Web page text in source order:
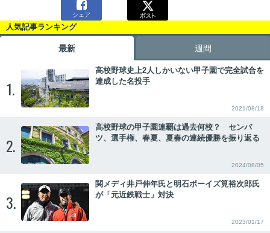

シェア
人気記事ランキング
最新 週間
1.
高校野球史上2人しかいない甲子園で完全試合を
達成した名投手
2021/08/18
2.
高校野球の甲子園連覇は過去何校？ センバ
ツ、選手権、春夏、夏春の連続優勝を振り返る
2024/08/05
3.
関メディ井戸伸年氏と明石ボーイズ筧裕次郎氏
が「元近鉄戦士」対決
2023/01/17